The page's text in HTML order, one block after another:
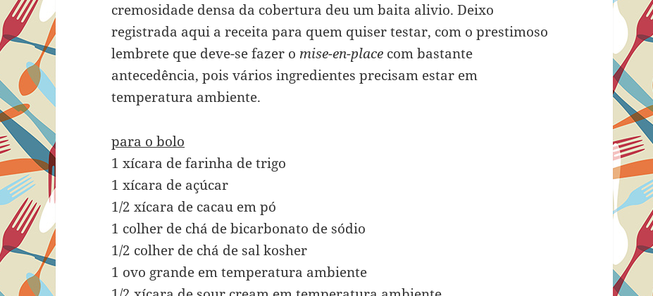
cremosidade densa da cobertura deu um baita alivio. Deixo
registrada aqui a receita para quem quiser testar, com o prestimoso
lembrete que deve-se fazer o mise-en-place com bastante
antecedência, pois vários ingredientes precisam estar em
temperatura ambiente.
para o bolo
1 xícara de farinha de trigo
1 xícara de açúcar
1/2 xícara de cacau em pó
1 colher de chá de bicarbonato de sódio
1/2 colher de chá de sal kosher
1 ovo grande em temperatura ambiente